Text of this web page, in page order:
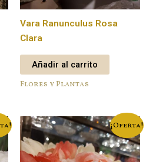
Vara Ranunculus Rosa
Clara
Añadir al carrito
Flores y Plantas
¡Oferta!